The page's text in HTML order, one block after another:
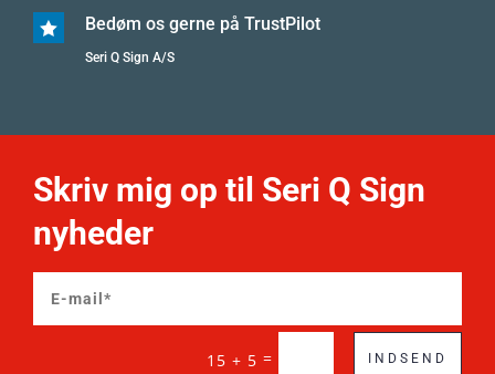
 Bedøm os gerne på TrustPilot
Seri Q Sign A/S
Skriv mig op til Seri Q Sign
nyheder
15 + 5 = INDSEND